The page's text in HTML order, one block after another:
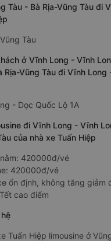
Tàu - Bà Rịa-Vũng Tàu đi
Tàu
ở Vĩnh Long - Vĩnh
Rịa-Vũng Tàu đi Vĩnh Long
- Dọc Quốc Lộ 1A
đi Vĩnh Long - Vĩnh
của nhà xe Tuấn Hiệp
420000đ/vé
420000đ/vé
ổn định, không tăng giảm
cao điểm
Tuấn Hiệp limousine ở